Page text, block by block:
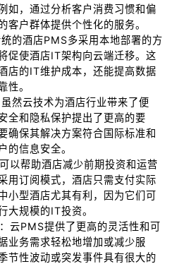
如，通过分析客户消费习惯和偏
客户群体提供个性化的服务。
的酒店PMS多采用本地部署的方
促使酒店IT架构向云端迁移。这
店的IT维护成本，还能提高数据
性。
然云技术为酒店行业带来了便
全和隐私保护提出了更高的要
确保其解决方案符合国际标准和
的信息安全。
以帮助酒店减少前期投资和运营
用订阅模式，酒店只需支付实际
小型酒店尤其有利，因为它们可
大规模的IT投资。
云PMS提供了更高的灵活性和可
业务需求轻松地增加或减少服
节性波动或突发事件具有很大的